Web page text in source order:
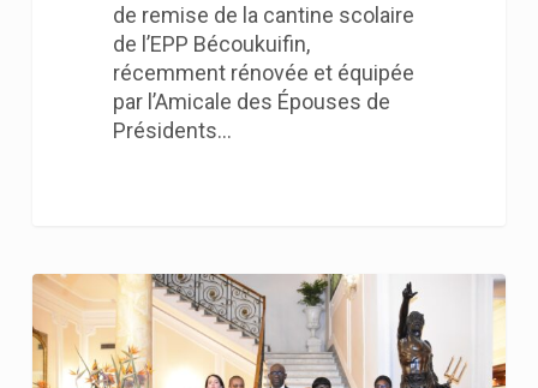
de remise de la cantine scolaire
de l’EPP Bécoukuifin,
récemment rénovée et équipée
par l’Amicale des Épouses de
Présidents…